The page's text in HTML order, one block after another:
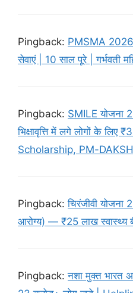
Pingback: PMSMA
सेवाएं | 10 साल पूरे | गर्भवती
Pingback: SMILE योजना
भिक्षावृत्ति में लगे लोगों के
Scholarship, PM-
Pingback:चिरंजीवी
आरोग्य) — ₹25 लाख स्वास्थ्य
Pingback:नशा मुक्त भारत